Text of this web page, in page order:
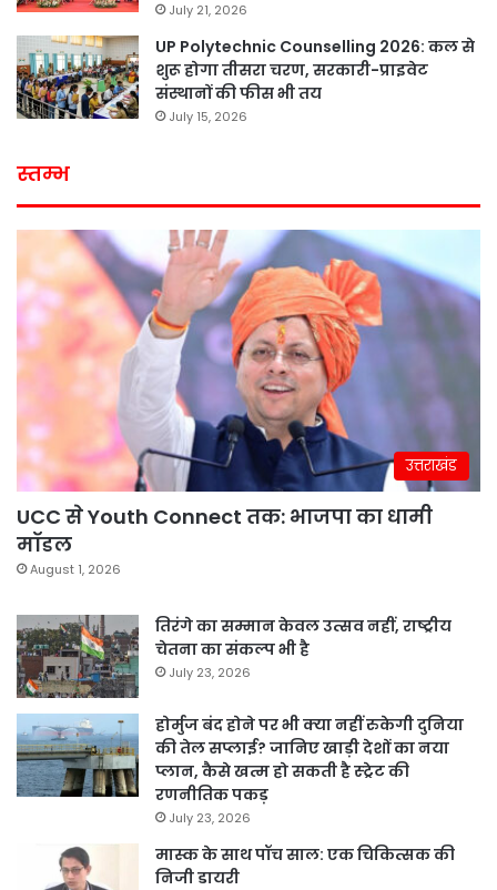
July 21, 2026
UP Polytechnic Counselling 2026: कल से
शुरू होगा तीसरा चरण, सरकारी-प्राइवेट
संस्थानों की फीस भी तय
July 15, 2026
स्तम्भ
उत्तराखंड
UCC से Youth Connect तक: भाजपा का धामी
मॉडल
August 1, 2026
तिरंगे का सम्मान केवल उत्सव नहीं, राष्ट्रीय
चेतना का संकल्प भी है
July 23, 2026
होर्मुज बंद होने पर भी क्या नहीं रुकेगी दुनिया
की तेल सप्लाई? जानिए खाड़ी देशों का नया
प्लान, कैसे खत्म हो सकती है स्ट्रेट की
रणनीतिक पकड़
July 23, 2026
मास्क के साथ पॉच साल: एक चिकित्सक की
निजी डायरी